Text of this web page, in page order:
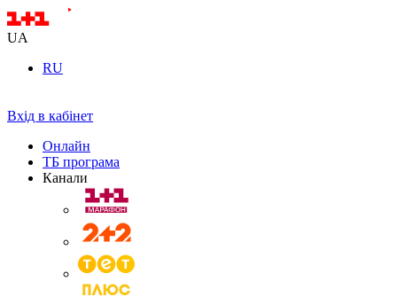
UA
RU
Вхід в кабінет
Онлайн
ТБ програма
Канали